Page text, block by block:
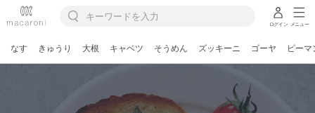
ログイン メニュー
なす きゅうり 大根 キャベツ そうめん ズッキーニ ゴーヤ ピーマ